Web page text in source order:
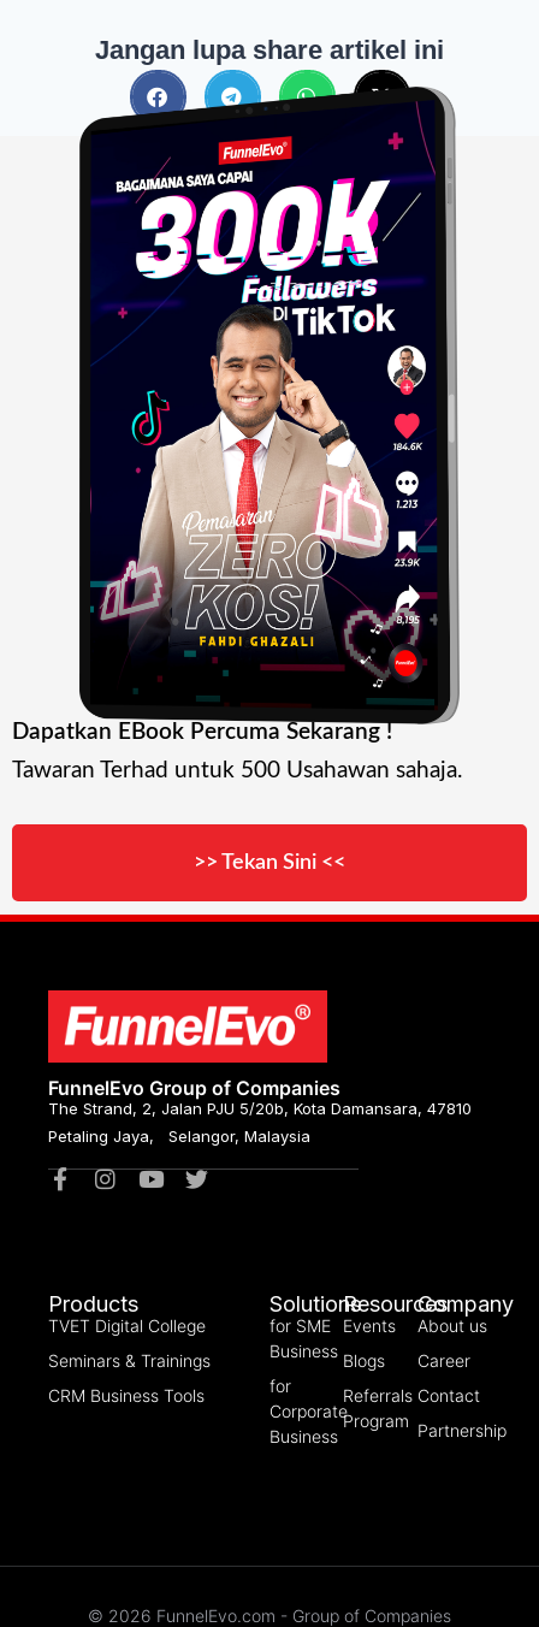
Jangan lupa share artikel ini
Dapatkan EBook Percuma Sekarang !
Tawaran Terhad untuk 500 Usahawan sahaja.
>> Tekan Sini <<
FunnelEvo Group of Companies
The Strand, 2, Jalan PJU 5/20b, Kota Damansara, 47810
Petaling Jaya, Selangor, Malaysia
Products
TVET Digital College
Seminars & Trainings
CRM Business Tools
Solutions
for SME
Business
for
Corporate
Business
Resources
Events
Blogs
Referrals
Program
Company
About us
Career
Contact
Partnership
© 2026 FunnelEvo.com - Group of Companies